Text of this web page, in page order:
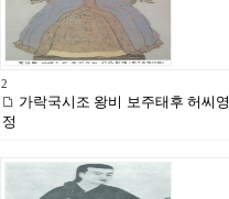
2
가락국시조 왕비 보주태후 허씨영
정